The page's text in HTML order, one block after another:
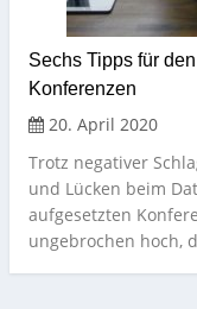
Sechs Tipps für
Konferenzen
20. April 2020
Trotz negativer
und Lücken beim
aufgesetzten
ungebrochen hoch,